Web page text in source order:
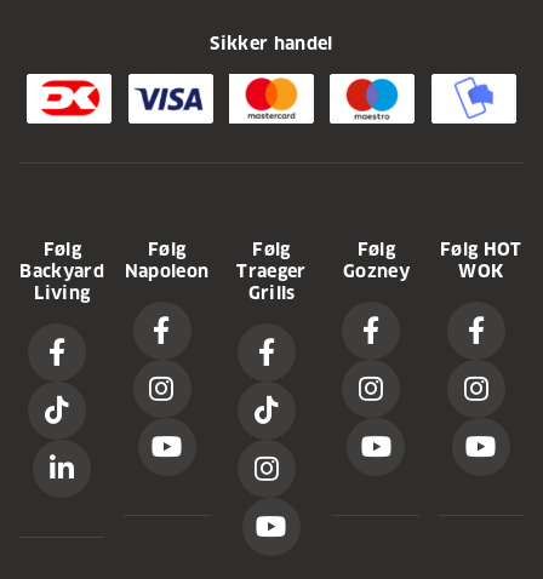
Sikker handel
Følg
Backyard
Living
Følg
Napoleon
Følg
Traeger
Grills
Følg
Gozney
Følg HOT
WOK